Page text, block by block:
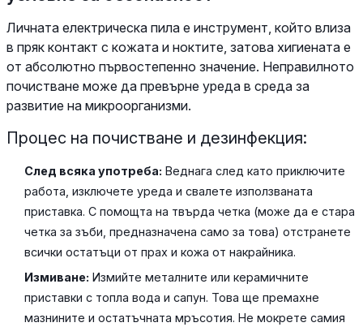
Личната електрическа пила е инструмент, който влиза
в пряк контакт с кожата и ноктите, затова хигиената е
от абсолютно първостепенно значение. Неправилното
почистване може да превърне уреда в среда за
развитие на микроорганизми.
Процес на почистване и дезинфекция:
След всяка употреба: Веднага след като приключите
работа, изключете уреда и свалете използваната
приставка. С помощта на твърда четка (може да е стара
четка за зъби, предназначена само за това) отстранете
всички остатъци от прах и кожа от накрайника.
Измиване: Измийте металните или керамичните
приставки с топла вода и сапун. Това ще премахне
мазнините и остатъчната мръсотия. Не мокрете самия